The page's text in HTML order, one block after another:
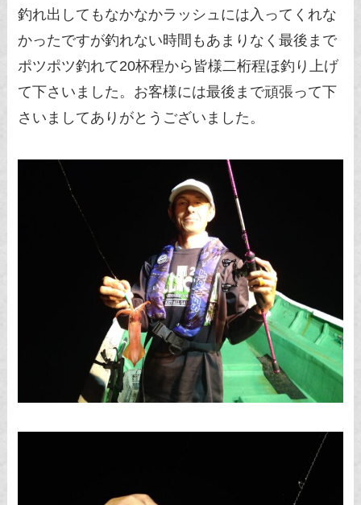
釣れ出してもなかなかラッシュには入ってくれな
かったですが釣れない時間もあまりなく最後まで
ポツポツ釣れて20杯程から皆様二桁程ほ釣り上げ
て下さいました。お客様には最後まで頑張って下
さいましてありがとうございました。